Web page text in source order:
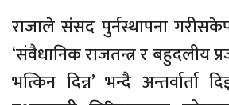
राजाले संसद पुर्नस्थापना
‘संवैधानिक राजतन्त्र र बहुदलीय
भत्किन दिन्न’ भन्दै अन्तर्वार्ता